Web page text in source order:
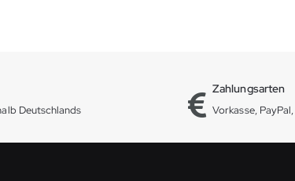
Deutschlands
Zahlungsarten
Vorkasse,